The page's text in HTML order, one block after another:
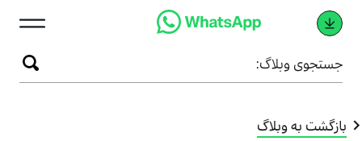
وبلاگ:
به وبلاگ